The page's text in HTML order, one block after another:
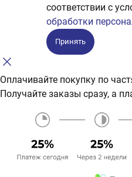
соответствии с
обработки
Принять
Оплачивайте покупку по
Получайте заказы сразу, а